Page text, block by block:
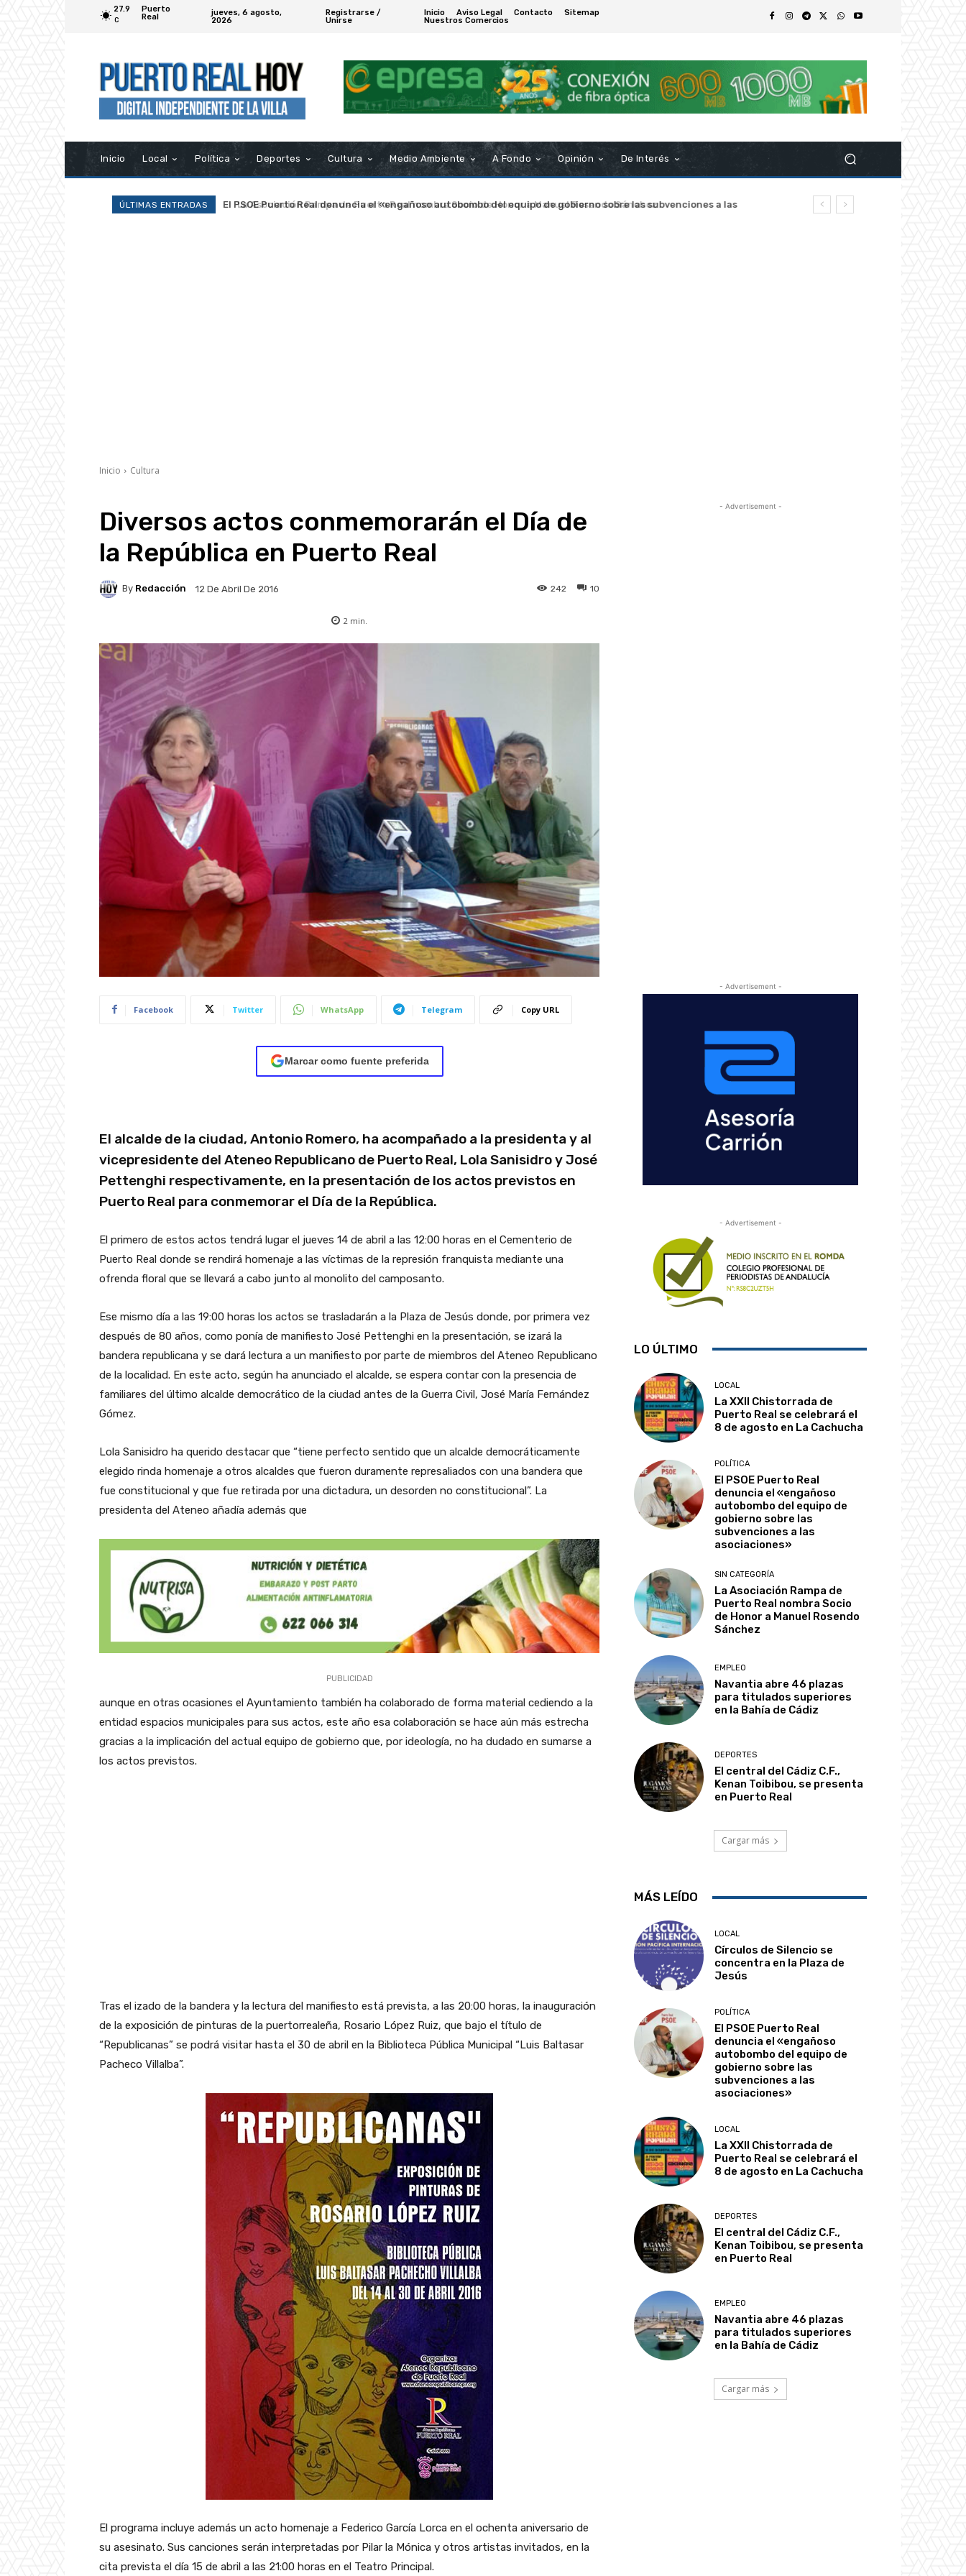
27.9
C
Puerto
Real
jueves, 6 agosto,
2026
Registrarse /
Unirse
Inicio Aviso Legal Contacto
Sitemap
Nuestros Comercios
Inicio Local Política Deportes Cultura Medio Ambiente A Fondo Opinión De Interés
ÚLTIMAS ENTRADAS La Asociación Rampa de Puerto Real nombra Socio de Honor a Manuel Rosendo Sánchez
Inicio Cultura
Diversos actos conmemorarán el Día de
la República en Puerto Real
By Redacción 12 De Abril De 2016 10
242
2 min.
Facebook Twitter WhatsApp Telegram Copy URL
Marcar como fuente preferida
El alcalde de la ciudad, Antonio Romero, ha acompañado a la presidenta y al
vicepresidente del Ateneo Republicano de Puerto Real, Lola Sanisidro y José
Pettenghi respectivamente, en la presentación de los actos previstos en
Puerto Real para conmemorar el Día de la República.
El primero de estos actos tendrá lugar el jueves 14 de abril a las 12:00 horas en el Cementerio de
Puerto Real donde se rendirá homenaje a las víctimas de la represión franquista mediante una
ofrenda floral que se llevará a cabo junto al monolito del camposanto.
Ese mismo día a las 19:00 horas los actos se trasladarán a la Plaza de Jesús donde, por primera vez
después de 80 años, como ponía de manifiesto José Pettenghi en la presentación, se izará la
bandera republicana y se dará lectura a un manifiesto por parte de miembros del Ateneo Republicano
de la localidad. En este acto, según ha anunciado el alcalde, se espera contar con la presencia de
familiares del último alcalde democrático de la ciudad antes de la Guerra Civil, José María Fernández
Gómez.
Lola Sanisidro ha querido destacar que “tiene perfecto sentido que un alcalde democráticamente
elegido rinda homenaje a otros alcaldes que fueron duramente represaliados con una bandera que
fue constitucional y que fue retirada por una dictadura, un desorden no constitucional”. La
presidenta del Ateneo añadía además que
PUBLICIDAD
aunque en otras ocasiones el Ayuntamiento también ha colaborado de forma material cediendo a la
entidad espacios municipales para sus actos, este año esa colaboración se hace aún más estrecha
gracias a la implicación del actual equipo de gobierno que, por ideología, no ha dudado en sumarse a
los actos previstos.
Tras el izado de la bandera y la lectura del manifiesto está prevista, a las 20:00 horas, la inauguración
de la exposición de pinturas de la puertorrealeña, Rosario López Ruiz, que bajo el título de
“Republicanas” se podrá visitar hasta el 30 de abril en la Biblioteca Pública Municipal “Luis Baltasar
Pacheco Villalba”.
El programa incluye además un acto homenaje a Federico García Lorca en el ochenta aniversario de
su asesinato. Sus canciones serán interpretadas por Pilar la Mónica y otros artistas invitados, en la
cita prevista el día 15 de abril a las 21:00 horas en el Teatro Principal.
- Advertisement -
- Advertisement -
- Advertisement -
LO ÚLTIMO
LOCAL
La XXII Chistorrada de
Puerto Real se celebrará el
8 de agosto en La Cachucha
POLÍTICA
El PSOE Puerto Real
denuncia el «engañoso
autobombo del equipo de
gobierno sobre las
subvenciones a las
asociaciones»
SIN CATEGORÍA
La Asociación Rampa de
Puerto Real nombra Socio
de Honor a Manuel Rosendo
Sánchez
EMPLEO
Navantia abre 46 plazas
para titulados superiores
en la Bahía de Cádiz
DEPORTES
El central del Cádiz C.F.,
Kenan Toibibou, se presenta
en Puerto Real
Cargar más
MÁS LEÍDO
LOCAL
Círculos de Silencio se
concentra en la Plaza de
Jesús
POLÍTICA
El PSOE Puerto Real
denuncia el «engañoso
autobombo del equipo de
gobierno sobre las
subvenciones a las
asociaciones»
LOCAL
La XXII Chistorrada de
Puerto Real se celebrará el
8 de agosto en La Cachucha
DEPORTES
El central del Cádiz C.F.,
Kenan Toibibou, se presenta
en Puerto Real
EMPLEO
Navantia abre 46 plazas
para titulados superiores
en la Bahía de Cádiz
Cargar más